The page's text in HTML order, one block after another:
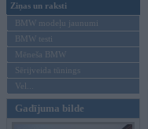
Ziņas un raksti
BMW modeļu jaunumi
BMW testi
Mēneša BMW
Sērijveida tūnings
Vel...
Gadījuma bilde